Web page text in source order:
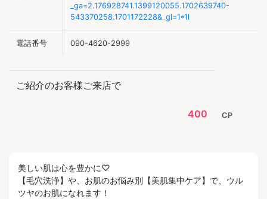
_ga=2.176928741.1399120055.1702639740-
543370258.1701172228&_gl=1*1l
電話番号 090-4620-2999
ご紹介のお客様ご来店で
400 CP
美しい肌は心を豊かに♡
【毛穴洗浄】や、お肌のお悩み別【美肌集中ケア】で、ウル
ツヤのお肌になれます！